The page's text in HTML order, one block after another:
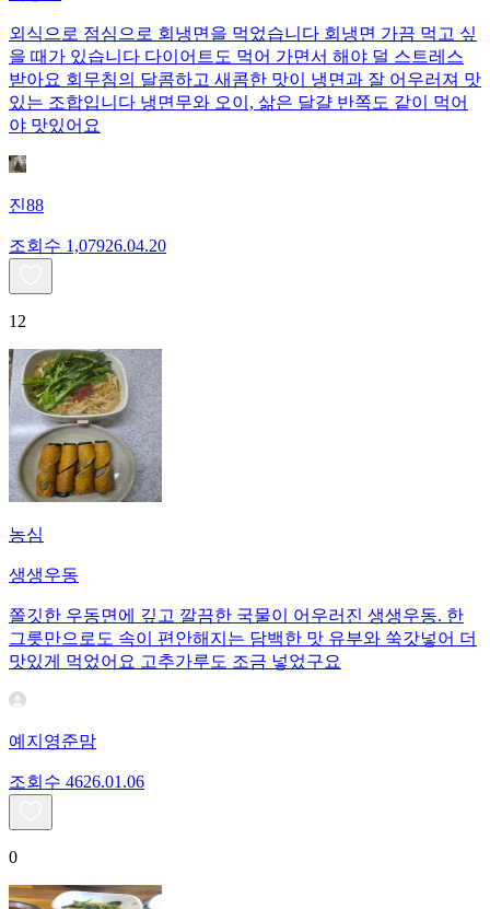
외식으로 점심으로 회냉면을 먹었습니다 회냉면 가끔 먹고 싶
을 때가 있습니다 다이어트도 먹어 가면서 해야 덜 스트레스
받아요 회무침의 달콤하고 새콤한 맛이 냉면과 잘 어우러져 맛
있는 조합입니다 냉면무와 오이, 삶은 달걀 반쪽도 같이 먹어
야 맛있어요
진88
조회수 1,07926.04.20
12
농심
생생우동
쫄깃한 우동면에 깊고 깔끔한 국물이 어우러진 생생우동. 한
그릇만으로도 속이 편안해지는 담백한 맛 유부와 쑥갓넣어 더
맛있게 먹었어요 고추가루도 조금 넣었구요
예지영준맘
조회수 4626.01.06
0